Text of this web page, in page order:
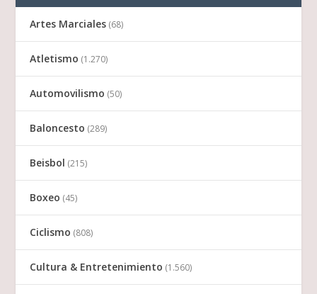
Artes Marciales (68)
Atletismo (1.270)
Automovilismo (50)
Baloncesto (289)
Beisbol (215)
Boxeo (45)
Ciclismo (808)
Cultura & Entretenimiento (1.560)